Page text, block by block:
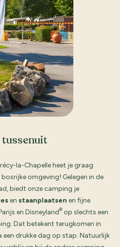
tussenuit
la-Chapelle heet je graag
omgeving! Gelegen in de
biedt onze camping je
en staanplaatsen en fijne
en Disneyland® op slechts een
Dat betekent terugkomen in
een drukke dag op stap. Natuurlijk